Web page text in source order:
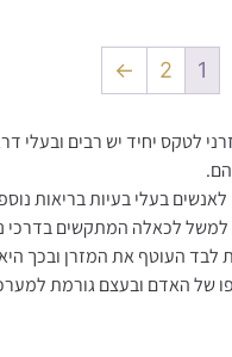
1
2
←
לטקס יחיד יש רבים ובעלי
בעלי בעיות בריאות
למשל לכאלה המתקשים בדרכי
העוטף את המזרן ובכך
של האדם ובעצם גורמת